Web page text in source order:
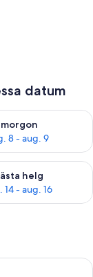
datum
8
8 - aug. 9
aug. 7 - aug. 9
helg
14 - aug. 16
som tak, en